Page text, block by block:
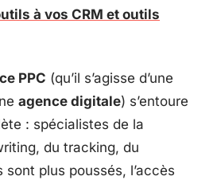
à vos CRM et outils
PPC (qu’il s’agisse d’une
agence digitale) s’entoure
: spécialistes de la
du tracking, du
plus poussés, l’accès